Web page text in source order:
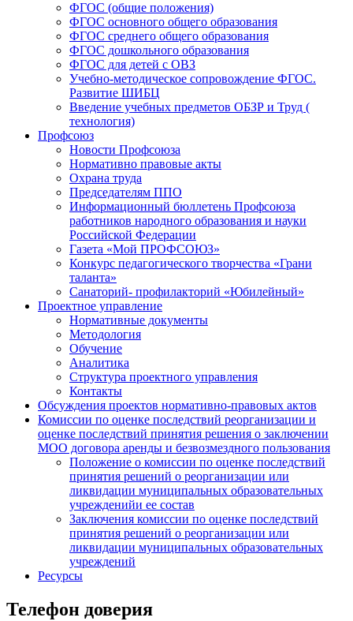
ФГОС (общие положения)
ФГОС основного общего образования
ФГОС среднего общего образования
ФГОС дошкольного образования
ФГОС для детей с ОВЗ
Учебно-методическое сопровождение ФГОС.
Развитие ШИБЦ
Введение учебных предметов ОБЗР и Труд (
технология)
Профсоюз
Новости Профсоюза
Нормативно правовые акты
Охрана труда
Председателям ППО
Информационный бюллетень Профсоюза
работников народного образования и науки
Российской Федерации
Газета «Мой ПРОФСОЮЗ»
Конкурс педагогического творчества «Грани
таланта»
Санаторий- профилакторий «Юбилейный»
Проектное управление
Нормативные документы
Методология
Обучение
Аналитика
Структура проектного управления
Контакты
Обсуждения проектов нормативно-правовых актов
Комиссии по оценке последствий реорганизации и
оценке последствий принятия решения о заключении
МОО договора аренды и безвозмездного пользования
Положение о комиссии по оценке последствий
принятия решений о реорганизации или
ликвидации муниципальных образовательных
учрежденийи ее состав
Заключения комиссии по оценке последствий
принятия решений о реорганизации или
ликвидации муниципальных образовательных
учреждений
Ресурсы
Телефон доверия